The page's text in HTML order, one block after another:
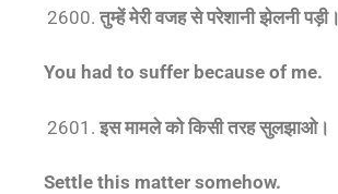
तुम्हें मेरी वजह से परेशानी झेलनी पड़ी।
You had to suffer because of me.
इस मामले को किसी तरह सुलझाओ।
Settle this matter somehow.